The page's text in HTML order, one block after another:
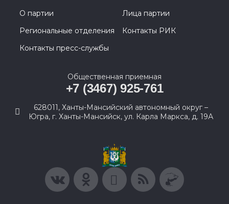
О партии
Лица партии
Региональные отделения
Контакты РИК
Контакты пресс-службы
Общественная приемная
+7 (3467) 925-761
628011, Ханты-Мансийский автономный округ –
Югра, г. Ханты-Мансийск, ул. Карла Маркса, д. 19А